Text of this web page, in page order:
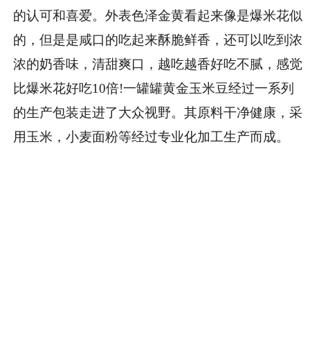
的认可和喜爱。外表色泽金黄看起来像是爆米花似
的，但是是咸口的吃起来酥脆鲜香，还可以吃到浓
浓的奶香味，清甜爽口，越吃越香好吃不腻，感觉
比爆米花好吃10倍!一罐罐黄金玉米豆经过一系列
的生产包装走进了大众视野。其原料干净健康，采
用玉米，小麦面粉等经过专业化加工生产而成。